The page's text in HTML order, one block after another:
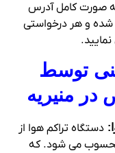
صورت کامل آدرس
شده و هر درخواستی
توسط
منیریه
دستگاه تراکم هوا از
محسوب می شود. که